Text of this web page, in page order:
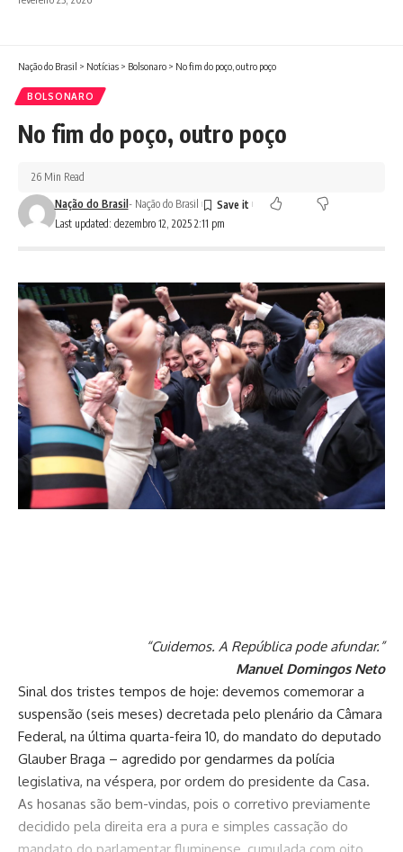
Nação do Brasil > Notícias > Bolsonaro > No fim do poço, outro poço
BOLSONARO
No fim do poço, outro poço
Last updated: dezembro 12, 2025 2:11 pm
Nação do Brasil- Nação do Brasil
26 Min Read
“Cuidemos. A República pode afundar.”
Manuel Domingos Neto
Sinal dos tristes tempos de hoje: devemos comemorar a
suspensão (seis meses) decretada pelo plenário da Câmara
Federal, na última quarta-feira 10, do mandato do deputado
Glauber Braga – agredido por gendarmes da polícia
legislativa, na véspera, por ordem do presidente da Casa.
As hosanas são bem-vindas, pois o corretivo previamente
decidido pela direita era a pura e simples cassação do
mandato do parlamentar fluminense, cumulada com oito